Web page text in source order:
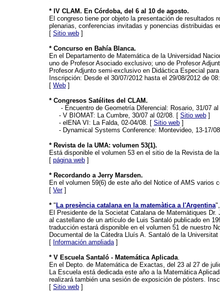
* IV CLAM. En Córdoba, del 6 al 10 de agosto.
El congreso tiene por objeto la presentación de
plenarias, conferencias invitadas y ponencias distribuidas
[ Sitio web ]
* Concurso en Bahía Blanca.
En el Departamento de Matemática de la Universidad
uno de Profesor Asociado exclusivo; uno de Profesor
Profesor Adjunto semi-exclusivo en Didáctica Especial
Inscripción: Desde el 30/07/2012 hasta el 29/08/2012 de
[ Web ]
* Congresos Satélites del CLAM.
- Encuentro de Geometría Diferencial: Rosario, 31/07
- V BIOMAT: La Cumbre, 30/07 al 02/08. [ Sitio web ]
- elENA VI: La Falda, 02-04/08. [ Sitio web ]
- Dynamical Systems Conference: Montevideo, 13-17/
* Revista de la UMA: volumen 53(1).
Está disponible el volumen 53 en el sitio de la Revista de
[ página web ]
* Recordando a Jerry Marsden.
En el volumen 59(6) de este año del Notice of AMS varios
[ Ver]
* " La presència catalana en la matemàtica a l'Argentina
El Presidente de la Societat Catalana de Matemàtiques
al castellano de un artículo de Luis Santaló publicado en
traducción estará disponible en el volumen 51 de nuestro
Documental de la Cátedra Lluís A. Santaló de la Universitat
[ Información ampliada]
* V Escuela Santaló - Matemática Aplicada.
En el Depto. de Matemática de Exactas, del 23 al 27 de
La Escuela está dedicada este año a la Matemática
realizará también una sesión de exposición de pósters.
[ Sitio web ]